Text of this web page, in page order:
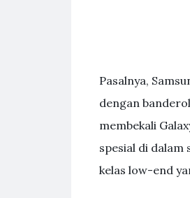
Pasalnya,
dengan
membekali
spesial di
kelas low-end